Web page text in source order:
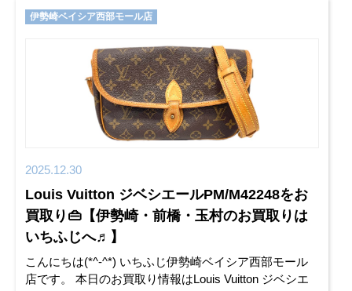
伊勢崎ベイシア西部モール店
2025.12.30
Louis Vuitton ジベシエールPM/M42248をお
買取り👜【伊勢崎・前橋・玉村のお買取りは
いちふじへ♬】
こんにちは(*^-^*) いちふじ伊勢崎ベイシア西部モール
店です。 本日のお買取り情報はLouis Vuitton ジベシエ